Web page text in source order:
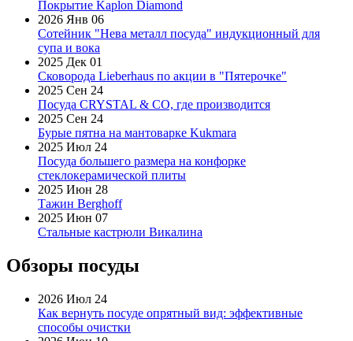
Покрытие Kaplon Diamond
2026 Янв 06
Сотейник "Нева металл посуда" индукционный для
супа и вока
2025 Дек 01
Сковорода Lieberhaus по акции в "Пятерочке"
2025 Сен 24
Посуда CRYSTAL & CO, где производится
2025 Сен 24
Бурые пятна на мантоварке Kukmara
2025 Июл 24
Посуда большего размера на конфорке
стеклокерамической плиты
2025 Июн 28
Тажин Berghoff
2025 Июн 07
Стальные кастрюли Викалина
Обзоры посуды
2026 Июл 24
Как вернуть посуде опрятный вид: эффективные
способы очистки